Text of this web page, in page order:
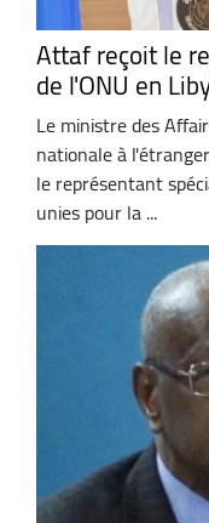
Attaf reçoit le
de l'ONU en
Le ministre des
nationale à
le représentant
unies pour la ...